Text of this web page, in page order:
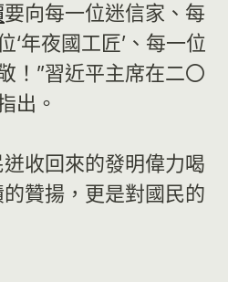
要向每一位迷信家、每
‘年夜國工匠’、每一位
！”習近平主席在二〇
出。
收回來的發明偉力喝
贊揚，更是對國民的